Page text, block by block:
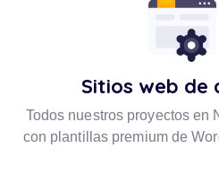
Sitios web de
Todos nuestros proyectos en
con plantillas premium de